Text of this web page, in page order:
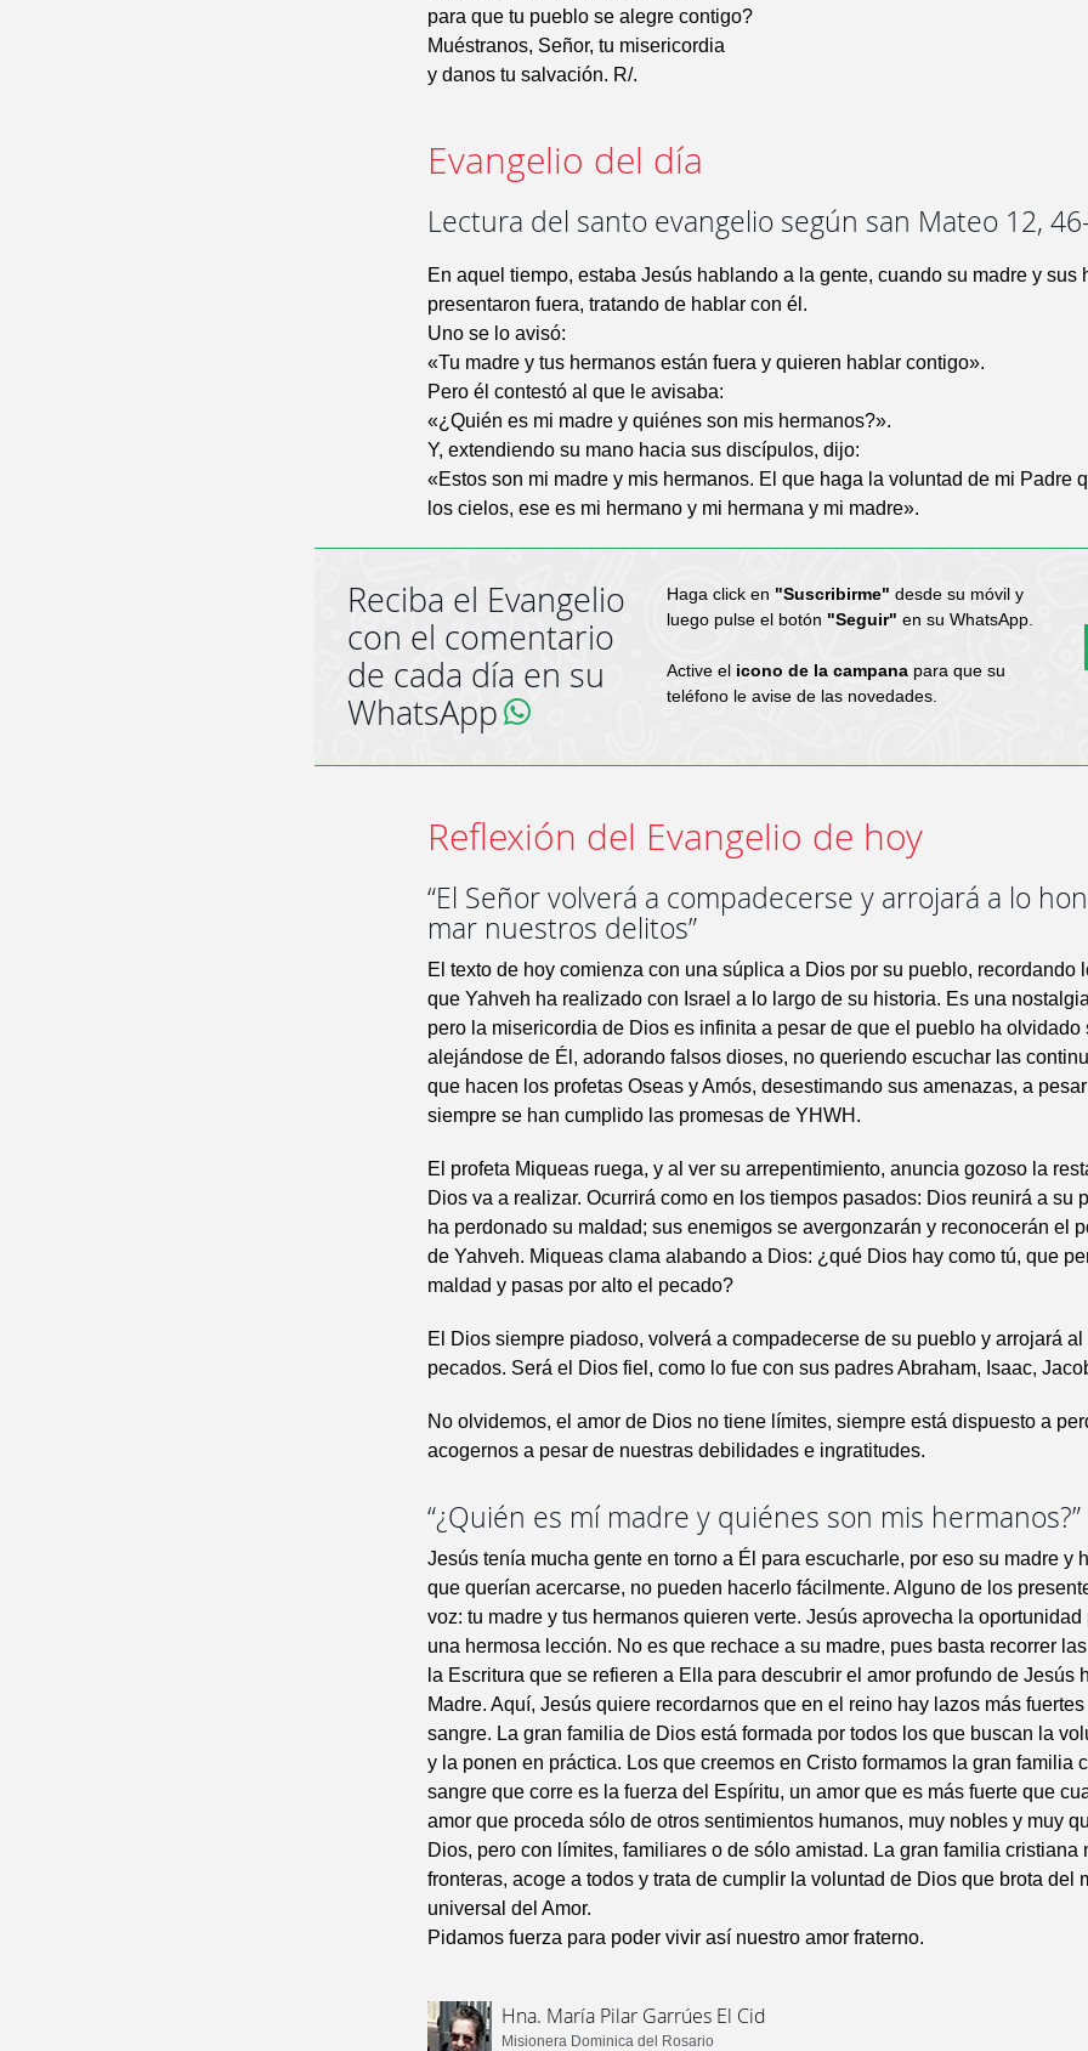
para que tu pueblo se alegre contigo?
Muéstranos, Señor, tu misericordia
y danos tu salvación. R/.
Evangelio del día
Lectura del santo evangelio según san Mateo 12,
En aquel tiempo, estaba Jesús hablando a la gente, cuando su madre y sus
presentaron fuera, tratando de hablar con él.
Uno se lo avisó:
«Tu madre y tus hermanos están fuera y quieren hablar contigo».
Pero él contestó al que le avisaba:
«¿Quién es mi madre y quiénes son mis hermanos?».
Y, extendiendo su mano hacia sus discípulos, dijo:
«Estos son mi madre y mis hermanos. El que haga la voluntad de mi Padre
los cielos, ese es mi hermano y mi hermana y mi madre».
Reciba el Evangelio
con el comentario
de cada día en su
WhatsApp
Haga click en "Suscribirme" desde su móvil y
luego pulse el botón "Seguir" en su WhatsApp.
Active el icono de la campanapara que su
teléfono le avise de las novedades.
Reflexión del Evangelio de hoy
“El Señor volverá a compadecerse y arrojará a lo
mar nuestros delitos”
El texto de hoy comienza con una súplica a Dios por su pueblo, recordando
que Yahveh ha realizado con Israel a lo largo de su historia. Es una
pero la misericordia de Dios es infinita a pesar de que el pueblo ha olvidado
alejándose de Él, adorando falsos dioses, no queriendo escuchar las
que hacen los profetas Oseas y Amós, desestimando sus amenazas, a
siempre se han cumplido las promesas de YHWH.
El profeta Miqueas ruega, y al ver su arrepentimiento, anuncia gozoso la
Dios va a realizar. Ocurrirá como en los tiempos pasados: Dios reunirá a su
ha perdonado su maldad; sus enemigos se avergonzarán y reconocerán el
de Yahveh. Miqueas clama alabando a Dios: ¿qué Dios hay como tú, que
maldad y pasas por alto el pecado?
El Dios siempre piadoso, volverá a compadecerse de su pueblo y arrojará al
pecados. Será el Dios fiel, como lo fue con sus padres Abraham, Isaac,
No olvidemos, el amor de Dios no tiene límites, siempre está dispuesto a
acogernos a pesar de nuestras debilidades e ingratitudes.
“¿Quién es mí madre y quiénes son mis hermanos?”
Jesús tenía mucha gente en torno a Él para escucharle, por eso su madre y
que querían acercarse, no pueden hacerlo fácilmente. Alguno de los
voz: tu madre y tus hermanos quieren verte. Jesús aprovecha la oportunidad
una hermosa lección. No es que rechace a su madre, pues basta recorrer
la Escritura que se refieren a Ella para descubrir el amor profundo de Jesús
Madre. Aquí, Jesús quiere recordarnos que en el reino hay lazos más
sangre. La gran familia de Dios está formada por todos los que buscan la
y la ponen en práctica. Los que creemos en Cristo formamos la gran familia
sangre que corre es la fuerza del Espíritu, un amor que es más fuerte que
amor que proceda sólo de otros sentimientos humanos, muy nobles y muy
Dios, pero con límites, familiares o de sólo amistad. La gran familia cristiana
fronteras, acoge a todos y trata de cumplir la voluntad de Dios que brota del
universal del Amor.
Pidamos fuerza para poder vivir así nuestro amor fraterno.
Hna. María Pilar Garrúes El Cid
Misionera Dominica del Rosario